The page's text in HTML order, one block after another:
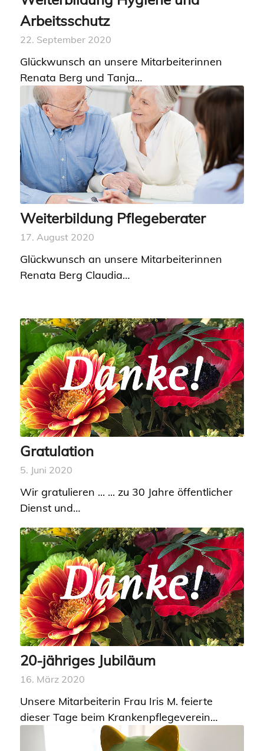
Arbeitsschutz
22. September 2020
Glückwunsch an unsere Mitarbeiterinnen
Renata Berg und Tanja…
Weiterbildung Pflegeberater
17. August 2020
Glückwunsch an unsere Mitarbeiterinnen
Renata Berg Claudia…
Gratulation
5. Juni 2020
Wir gratulieren ... ... zu 30 Jahre öffentlicher
Dienst und…
20-jähriges Jubiläum
16. März 2020
Unsere Mitarbeiterin Frau Iris M. feierte
dieser Tage beim Krankenpflegeverein…